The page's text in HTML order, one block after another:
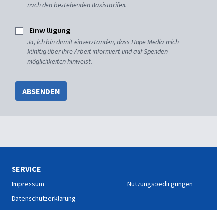
nach den bestehenden Basistarifen.
Einwilligung
Ja, ich bin damit einverstanden, dass Hope Media mich
künftig über ihre Arbeit informiert und auf Spenden-
möglichkeiten hinweist.
ABSENDEN
SERVICE
Impressum
Datenschutzerklärung
Nutzungsbedingungen